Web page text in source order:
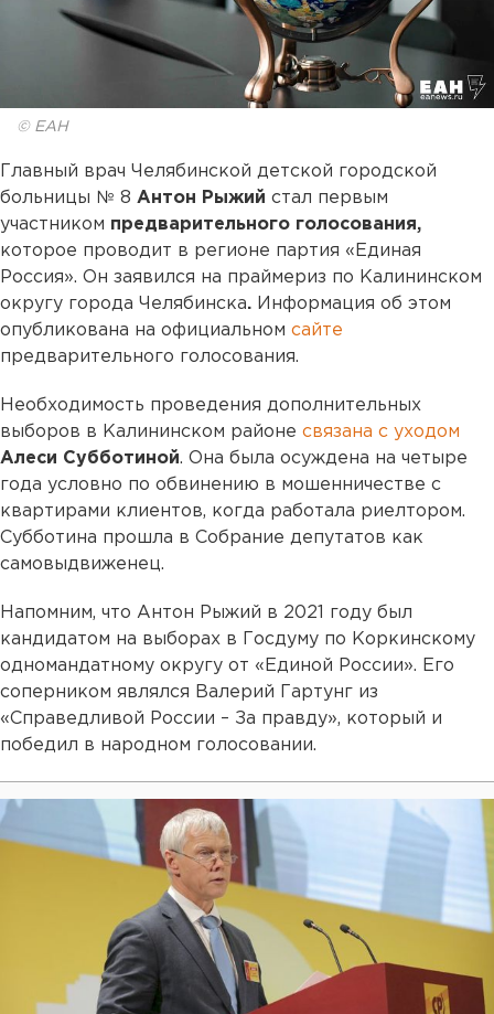
© ЕАН
Главный врач Челябинской детской городской
больницы № 8 Антон Рыжий стал первым
участником предварительного голосования,
которое проводит в регионе партия «Единая
Россия». Он заявился на праймериз по Калининском
округу города Челябинска. Информация об этом
опубликована на официальном сайте
предварительного голосования.
Необходимость проведения дополнительных
выборов в Калининском районе связана с уходом
Алеси Субботиной. Она была осуждена на четыре
года условно по обвинению в мошенничестве с
квартирами клиентов, когда работала риелтором.
Субботина прошла в Собрание депутатов как
самовыдвиженец.
Напомним, что Антон Рыжий в 2021 году был
кандидатом на выборах в Госдуму по Коркинскому
одномандатному округу от «Единой России». Его
соперником являлся Валерий Гартунг из
«Справедливой России – За правду», который и
победил в народном голосовании.